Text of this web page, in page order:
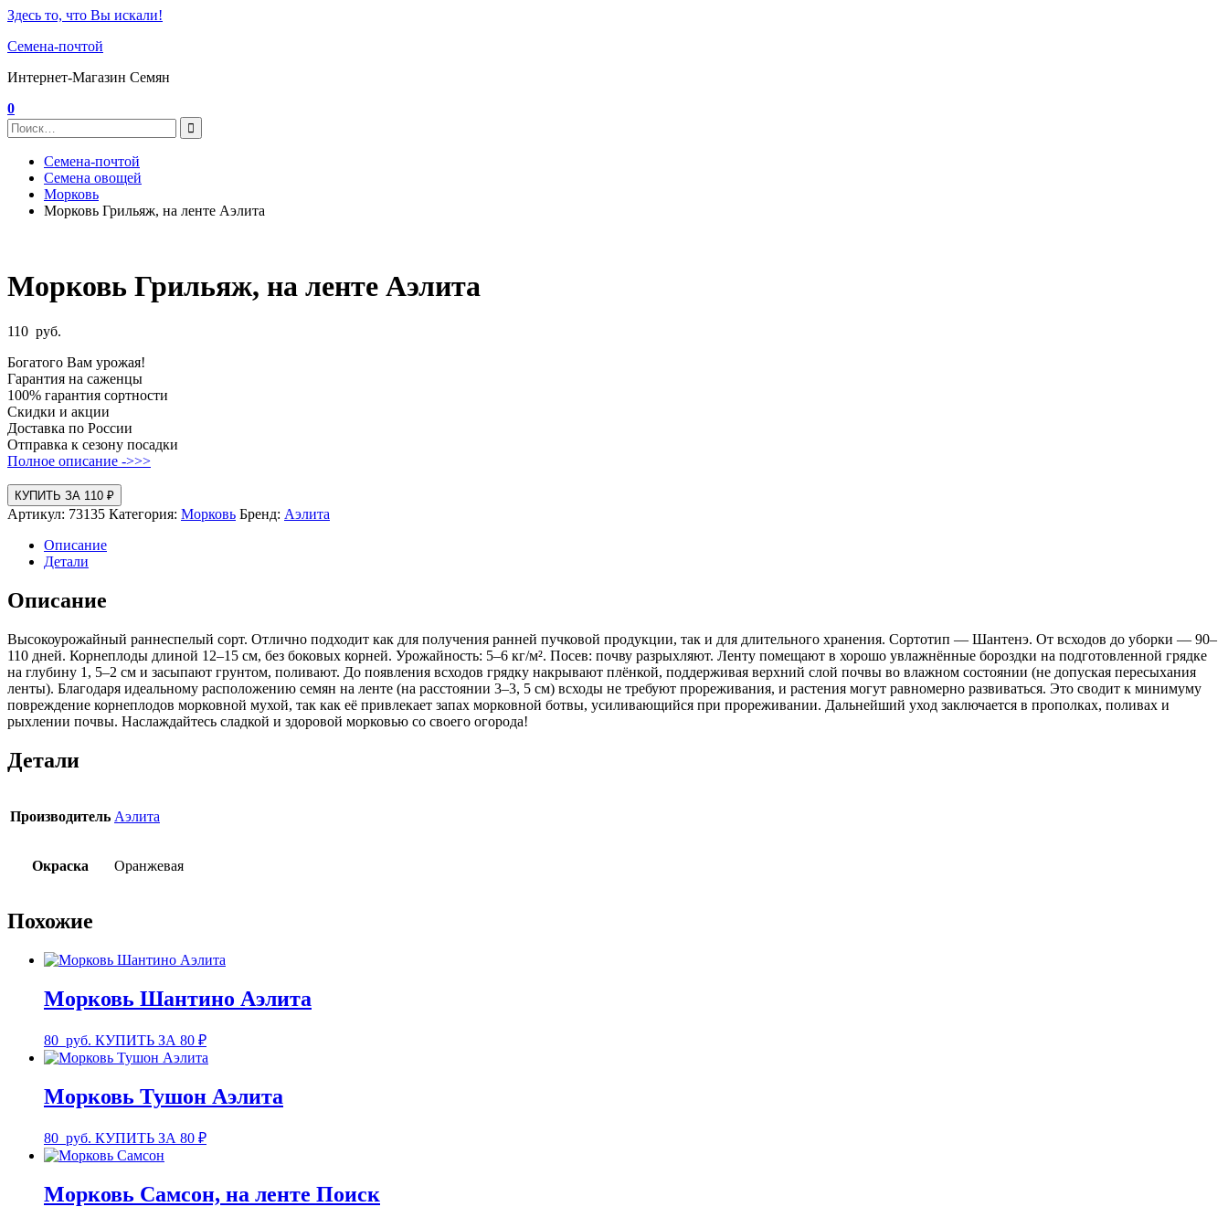
Здесь то, что Вы искали!
Семена-почтой
Интернет-Магазин Семян
0
Семена-почтой
Семена овощей
Морковь
Морковь Грильяж, на ленте Аэлита
Морковь Грильяж, на ленте Аэлита
110 руб.
Богатого Вам урожая!
Гарантия на саженцы
100% гарантия сортности
Скидки и акции
Доставка по России
Отправка к сезону посадки
Полное описание ->>>
КУПИТЬ ЗА 110 ₽
Артикул: 73135 Категория: Морковь Бренд: Аэлита
Описание
Детали
Описание
Высокоурожайный раннеспелый сорт. Отлично подходит как для получения ранней пучковой продукции, так и для длительного хранения. Сортотип — Шантенэ. От всходов до уборки — 90–
110 дней. Корнеплоды длиной 12–15 см, без боковых корней. Урожайность: 5–6 кг/м². Посев: почву разрыхляют. Ленту помещают в хорошо увлажнённые бороздки на подготовленной грядке
на глубину 1, 5–2 см и засыпают грунтом, поливают. До появления всходов грядку накрывают плёнкой, поддерживая верхний слой почвы во влажном состоянии (не допуская пересыхания
ленты). Благодаря идеальному расположению семян на ленте (на расстоянии 3–3, 5 см) всходы не требуют прореживания, и растения могут равномерно развиваться. Это сводит к минимуму
повреждение корнеплодов морковной мухой, так как её привлекает запах морковной ботвы, усиливающийся при прореживании. Дальнейший уход заключается в прополках, поливах и
рыхлении почвы. Наслаждайтесь сладкой и здоровой морковью со своего огорода!
Детали
Производитель Аэлита
Окраска Оранжевая
Похожие
Морковь Шантино Аэлита
80 руб. КУПИТЬ ЗА 80 ₽
Морковь Тушон Аэлита
80 руб. КУПИТЬ ЗА 80 ₽
Морковь Самсон, на ленте Поиск